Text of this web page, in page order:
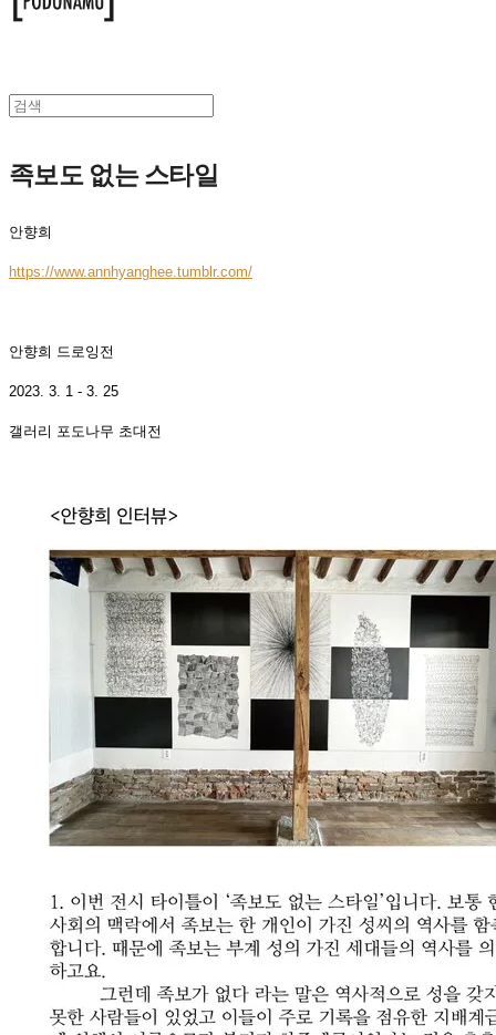
족보도 없는 스타일
안향희
https://www.annhyanghee.tumblr.com/
안향희 드로잉전
2023. 3. 1 - 3. 25
갤러리 포도나무 초대전